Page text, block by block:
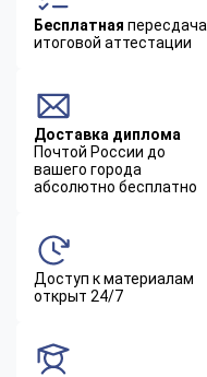
Бесплатная пересдача
итоговой аттестации
Доставка диплома
Почтой России до
вашего города
абсолютно бесплатно
Доступ к материалам
открыт 24/7